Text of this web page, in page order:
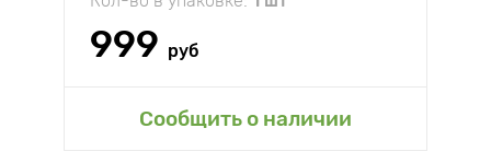
999 руб
Сообщить о наличии